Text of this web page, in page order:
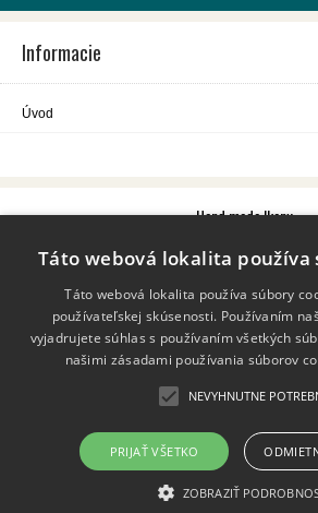
Informacie
Úvod
Hand made Ikony
Informácie
Kontakt
info@ikony.sk
Pon-Pia: 08:00-
0951 559 515
Copyright 2023 - 2026 © ikony.sk
Táto webová lokalita používa
Táto webová lokalita používa súbory
používateľskej skúsenosti. Používaním
vyjadrujete súhlas s používaním všetkých
našimi zásadami používania súborov
NEVYHNUTNE
PRIJAŤ VŠETKO
ZOBRAZIŤ